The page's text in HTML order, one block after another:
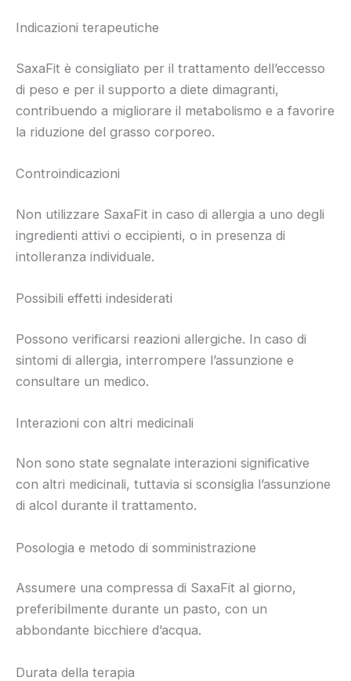
Indicazioni terapeutiche
SaxaFit è consigliato per il trattamento dell’eccesso
di peso e per il supporto a diete dimagranti,
contribuendo a migliorare il metabolismo e a favorire
la riduzione del grasso corporeo.
Controindicazioni
Non utilizzare SaxaFit in caso di allergia a uno degli
ingredienti attivi o eccipienti, o in presenza di
intolleranza individuale.
Possibili effetti indesiderati
Possono verificarsi reazioni allergiche. In caso di
sintomi di allergia, interrompere l’assunzione e
consultare un medico.
Interazioni con altri medicinali
Non sono state segnalate interazioni significative
con altri medicinali, tuttavia si sconsiglia l’assunzione
di alcol durante il trattamento.
Posologia e metodo di somministrazione
Assumere una compressa di SaxaFit al giorno,
preferibilmente durante un pasto, con un
abbondante bicchiere d’acqua.
Durata della terapia